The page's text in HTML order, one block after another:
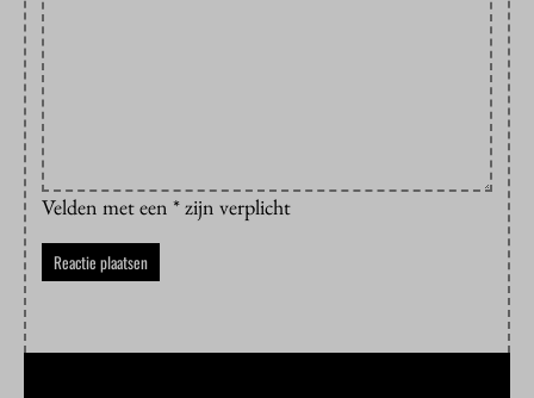
Velden met een * zijn verplicht